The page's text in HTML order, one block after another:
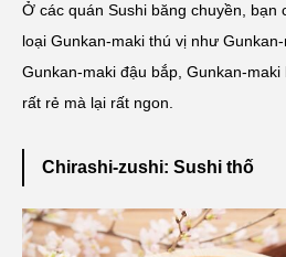
Ở các quán Sushi băng chuyền, bạn
loại Gunkan-maki thú vị như
Gunkan-maki đậu bắp, Gunkan-
rất rẻ mà lại rất ngon.
Chirashi-zushi: Sushi thố